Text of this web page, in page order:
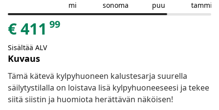
mi
sonoma
puu
tammi
€411 99
Sisältää ALV
Kuvaus
Tämä kätevä kylpyhuoneen kalustesarja suurella
säilytystilalla on loistava lisä kylpyhuoneeseesi ja tekee
siitä siistin ja huomiota herättävän näköisen!